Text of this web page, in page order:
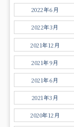
2022年6月
2022年3月
2021年12月
2021年9月
2021年6月
2021年3月
2020年12月